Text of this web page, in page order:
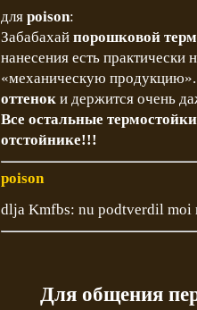
для poison:
Забабахай порошковой
нанесения есть
«механическую
оттенок и держится очень
Все остальные
отстойнике!!!
poison
dlja Kmfbs: nu podtverdil moi
Для общения